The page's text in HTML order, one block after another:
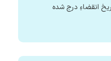
انقضاءِ درج شده